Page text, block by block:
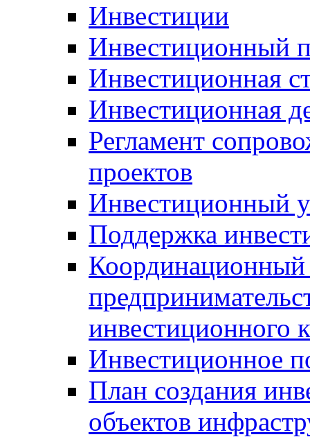
Инвестиции
Инвестиционный
Инвестиционная
Инвестиционная
Регламент
проектов
Инвестиционный
Поддержка
Координационный
инвестиционного
Инвестиционное
План создания
объектов